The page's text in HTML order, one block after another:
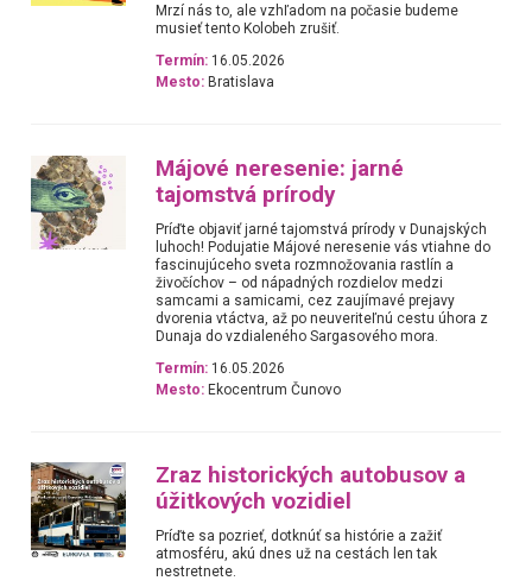
Mrzí nás to, ale vzhľadom na počasie budeme
musieť tento Kolobeh zrušiť.
Termín: 16.05.2026
Mesto: Bratislava
Májové neresenie: jarné
tajomstvá prírody
Príďte objaviť jarné tajomstvá prírody v Dunajských
luhoch! Podujatie Májové neresenie vás vtiahne do
fascinujúceho sveta rozmnožovania rastlín a
živočíchov – od nápadných rozdielov medzi
samcami a samicami, cez zaujímavé prejavy
dvorenia vtáctva, až po neuveriteľnú cestu úhora z
Dunaja do vzdialeného Sargasového mora.
Termín: 16.05.2026
Mesto: Ekocentrum Čunovo
Zraz historických autobusov a
úžitkových vozidiel
Príďte sa pozrieť, dotknúť sa histórie a zažiť
atmosféru, akú dnes už na cestách len tak
nestretnete.